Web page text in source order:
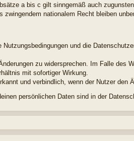
a bis c gilt sinngemäß auch
zwingendem nationalem Recht bleiben
und die
zu widersprechen. Im Falle des
mit sofortiger Wirkung.
und verbindlich, wenn der Nutzer den
persönlichen Daten sind in der